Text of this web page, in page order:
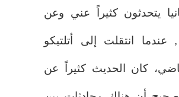
يتحدثون كثيراً عني وعن
عندما انتقلت إلى أتلتيكو
كان الحديث كثيراً عن